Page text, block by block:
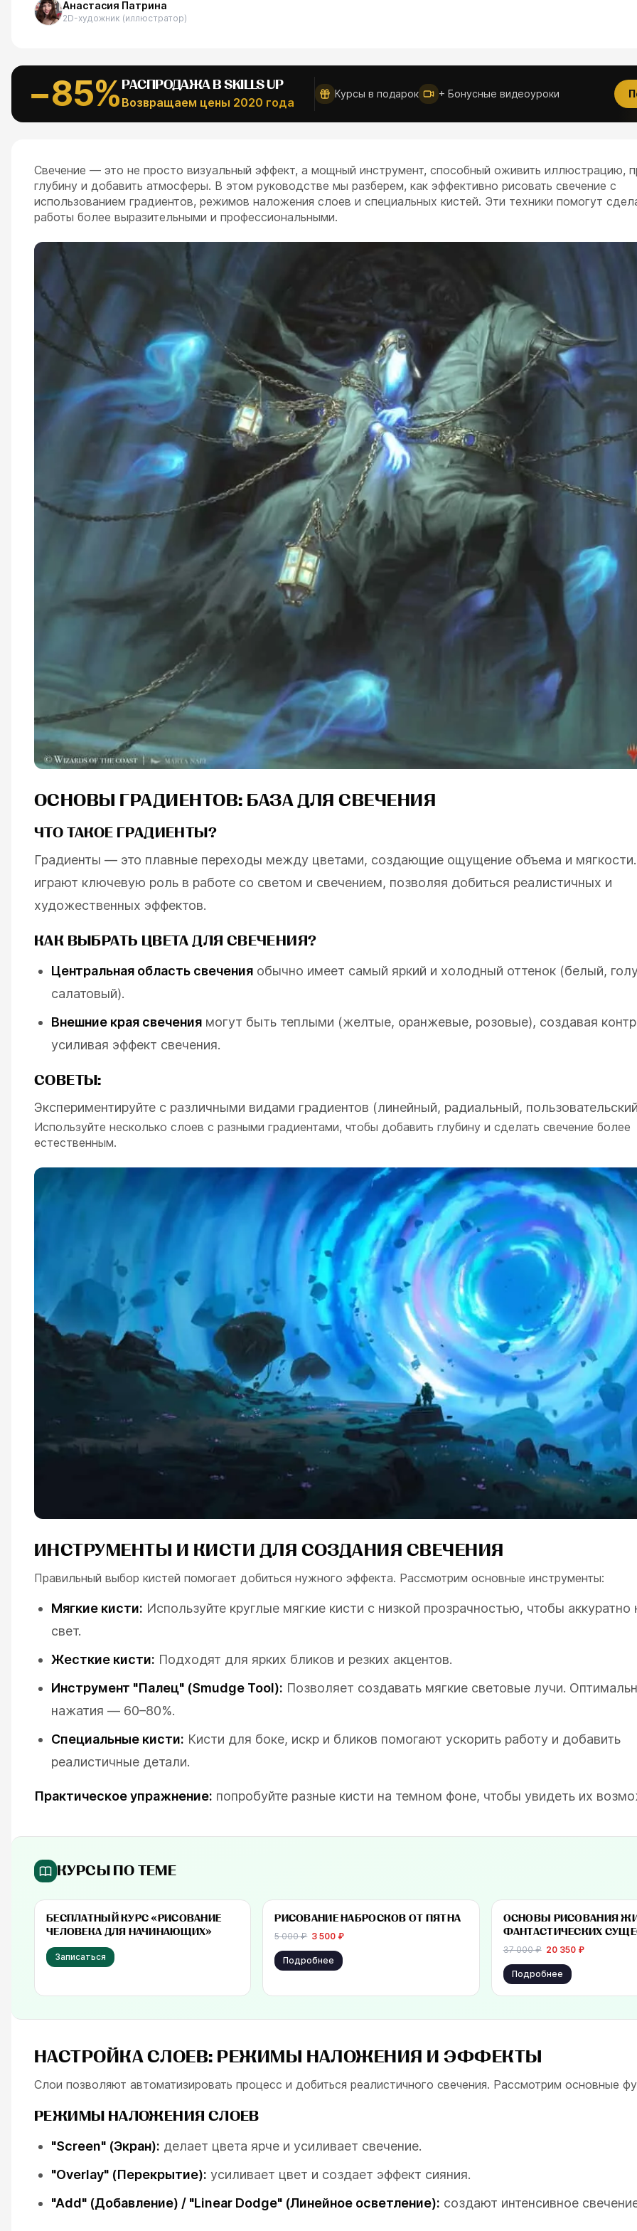
Анастасия Патрина
2D-художник (иллюстратор)
−85% РАСПРОДАЖА В SKILLS UP
Возвращаем цены 2020 года
Курсы в подарок + Бонусные видеоуроки
Свечение — это не просто визуальный эффект, а мощный инструмент, способный оживить иллюстрацию,
глубину и добавить атмосферы. В этом руководстве мы разберем, как эффективно рисовать свечение с
использованием градиентов, режимов наложения слоев и специальных кистей. Эти техники помогут
работы более выразительными и профессиональными.
ОСНОВЫ ГРАДИЕНТОВ: БАЗА ДЛЯ СВЕЧЕНИЯ
ЧТО ТАКОЕ ГРАДИЕНТЫ?
Градиенты — это плавные переходы между цветами, создающие ощущение объема и
играют ключевую роль в работе со светом и свечением, позволяя добиться реалистичных и
художественных эффектов.
КАК ВЫБРАТЬ ЦВЕТА ДЛЯ СВЕЧЕНИЯ?
Центральная область свечения обычно имеет самый яркий и холодный оттенок (белый,
салатовый).
Внешние края свечения могут быть теплыми (желтые, оранжевые, розовые), создавая
усиливая эффект свечения.
СОВЕТЫ:
Экспериментируйте с различными видами градиентов (линейный, радиальный,
Используйте несколько слоев с разными градиентами, чтобы добавить глубину и сделать свечение более
естественным.
ИНСТРУМЕНТЫ И КИСТИ ДЛЯ СОЗДАНИЯ СВЕЧЕНИЯ
Правильный выбор кистей помогает добиться нужного эффекта. Рассмотрим основные инструменты:
Мягкие кисти: Используйте круглые мягкие кисти с низкой прозрачностью, чтобы аккуратно
свет.
Жесткие кисти: Подходят для ярких бликов и резких акцентов.
Инструмент "Палец" (Smudge Tool): Позволяет создавать мягкие световые лучи.
нажатия — 60–80%.
Специальные кисти: Кисти для боке, искр и бликов помогают ускорить работу и добавить
реалистичные детали.
Практическое упражнение: попробуйте разные кисти на темном фоне, чтобы увидеть их
КУРСЫ ПО ТЕМЕ
Бесплатно
БЕСПЛАТНЫЙ КУРС «РИСОВАНИЕ
ЧЕЛОВЕКА ДЛЯ НАЧИНАЮЩИХ»
Записаться
от 3 500 ₽
РИСОВАНИЕ НАБРОСКОВ ОТ ПЯТНА
5 000 ₽ 3 500 ₽
Подробнее
от 20 350 ₽
ОСНОВЫ РИСОВАНИЯ
ФАНТАСТИЧЕСКИХ
37 000 ₽ 20 350 ₽
Подробнее
НАСТРОЙКА СЛОЕВ: РЕЖИМЫ НАЛОЖЕНИЯ И ЭФФЕКТЫ
Слои позволяют автоматизировать процесс и добиться реалистичного свечения. Рассмотрим основные
РЕЖИМЫ НАЛОЖЕНИЯ СЛОЕВ
"Screen" (Экран): делает цвета ярче и усиливает свечение.
"Overlay" (Перекрытие): усиливает цвет и создает эффект сияния.
"Add" (Добавление) / "Linear Dodge" (Линейное осветление): создают интенсивное